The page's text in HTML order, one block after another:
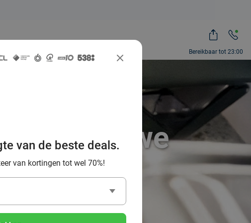
Bereikbaar tot 23:00
het Douwe
van de beste deals.
van kortingen tot wel 70%!